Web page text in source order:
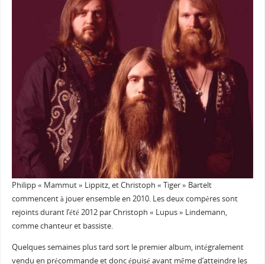
Philipp « Mammut » Lippitz, et Christoph « Tiger » Bartelt
commencent à jouer ensemble en 2010. Les deux compères sont
rejoints durant l’été 2012 par Christoph « Lupus » Lindemann,
comme chanteur et bassiste.
Quelques semaines plus tard sort le premier album, intégralement
vendu en précommande et donc épuisé avant même d’atteindre les